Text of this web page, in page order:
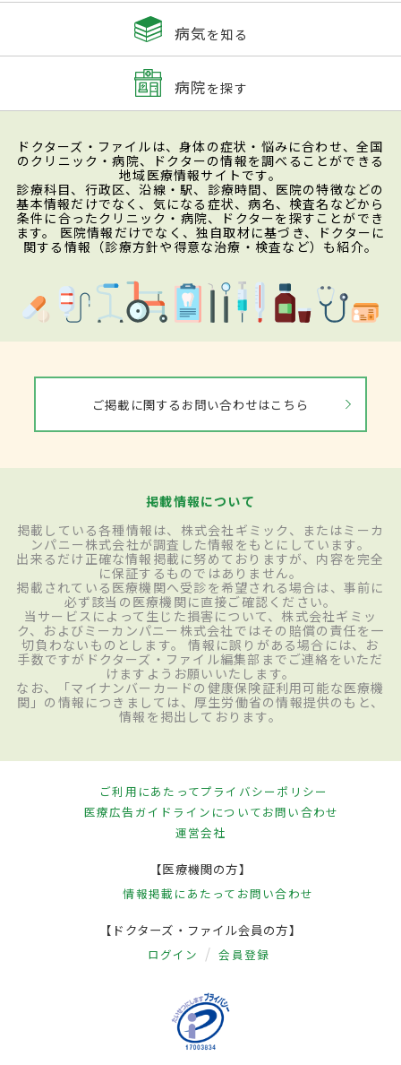
病気を知る
病院を探す
ドクターズ・ファイルは、身体の症状・悩みに合わせ、全国
のクリニック・病院、ドクターの情報を調べることができる
地域医療情報サイトです。
診療科目、行政区、沿線・駅、診療時間、医院の特徴などの
基本情報だけでなく、気になる症状、病名、検査名などから
条件に合ったクリニック・病院、ドクターを探すことができ
ます。 医院情報だけでなく、独自取材に基づき、ドクターに
関する情報（診療方針や得意な治療・検査など）も紹介。
ご掲載に関するお問い合わせはこちら
掲載情報について
掲載している各種情報は、株式会社ギミック、またはミーカ
ンパニー株式会社が調査した情報をもとにしています。
出来るだけ正確な情報掲載に努めておりますが、内容を完全
に保証するものではありません。
掲載されている医療機関へ受診を希望される場合は、事前に
必ず該当の医療機関に直接ご確認ください。
当サービスによって生じた損害について、株式会社ギミッ
ク、およびミーカンパニー株式会社ではその賠償の責任を一
切負わないものとします。 情報に誤りがある場合には、お
手数ですがドクターズ・ファイル編集部までご連絡をいただ
けますようお願いいたします。
なお、「マイナンバーカードの健康保険証利用可能な医療機
関」の情報につきましては、厚生労働省の情報提供のもと、
情報を掲出しております。
ご利用にあたってプライバシーポリシー
医療広告ガイドラインについてお問い合わせ
運営会社
【医療機関の方】
情報掲載にあたって お問い合わせ
【ドクターズ・ファイル会員の方】
ログイン 会員登録